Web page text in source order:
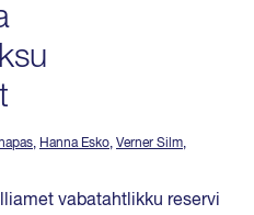
, Hanna Esko, Verner Silm,
vabatahtlikku reservi